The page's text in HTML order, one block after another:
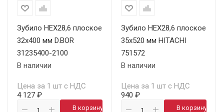
Зубило HEX28,6 плоское
32х400 мм D.BOR
31235400-2100
В наличии
Цена за 1 шт с НДС
4 127 ₽
В корзину
Зубило HEX28,6 плоское
35х520 мм HITACHI
751572
В наличии
Цена за 1 шт с НДС
940 ₽
В корзину